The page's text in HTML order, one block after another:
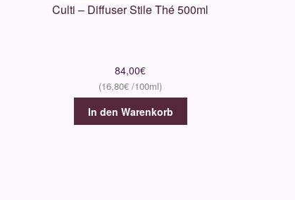
Culti – Diffuser Stile Thé 500ml
84,00€
16,80€
In den Warenkorb